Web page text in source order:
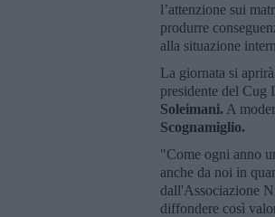
l’attenzione sui
produrre
alla situazione
La giornata si
presidente del Cug
Soleimani. A
Scognamiglio.
"Come ogni anno
anche da noi in
dall'Associazione
diffondere così